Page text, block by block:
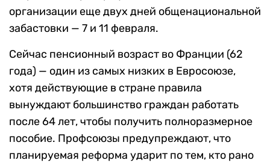
организации еще двух дней общенациональной
забастовки — 7 и 11 февраля.
Сейчас пенсионный возраст во Франции (62
года) — один из самых низких в Евросоюзе,
хотя действующие в стране правила
вынуждают большинство граждан работать
после 64 лет, чтобы получить полноразмерное
пособие. Профсоюзы предупреждают, что
планируемая реформа ударит по тем, кто рано